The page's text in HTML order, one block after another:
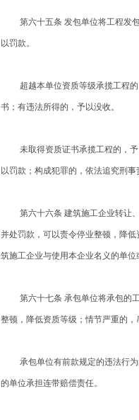
第六十五条 发包单位将工程发包
以罚款。
超越本单位资质等级承揽工程的
书；有违法所得的，予以没收。
未取得资质证书承揽工程的，予
以罚款；构成犯罪的，依法追究刑事
第六十六条 建筑施工企业转让、
并处罚款，可以责令停业整顿，降
筑施工企业与使用本企业名义的单
第六十七条 承包单位将承包的工
整顿，降低资质等级；情节严重的，
承包单位有前款规定的违法行为
的单位承担连带赔偿责任。